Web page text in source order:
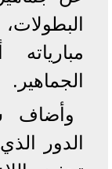
الجماهير.
وأضاف
الدور